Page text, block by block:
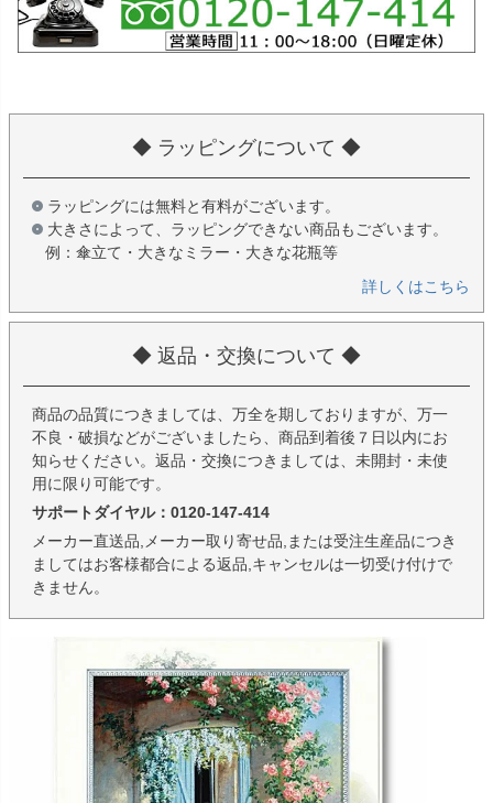
◆ ラッピングについて ◆
ラッピングには無料と有料がございます。
大きさによって、ラッピングできない商品もございます。
例：傘立て・大きなミラー・大きな花瓶等
詳しくはこちら
◆ 返品・交換について ◆
商品の品質につきましては、万全を期しておりますが、万一
不良・破損などがございましたら、商品到着後７日以内にお
知らせください。返品・交換につきましては、未開封・未使
用に限り可能です。
サポートダイヤル：0120-147-414
メーカー直送品,メーカー取り寄せ品,または受注生産品につき
ましてはお客様都合による返品,キャンセルは一切受け付けで
きません。